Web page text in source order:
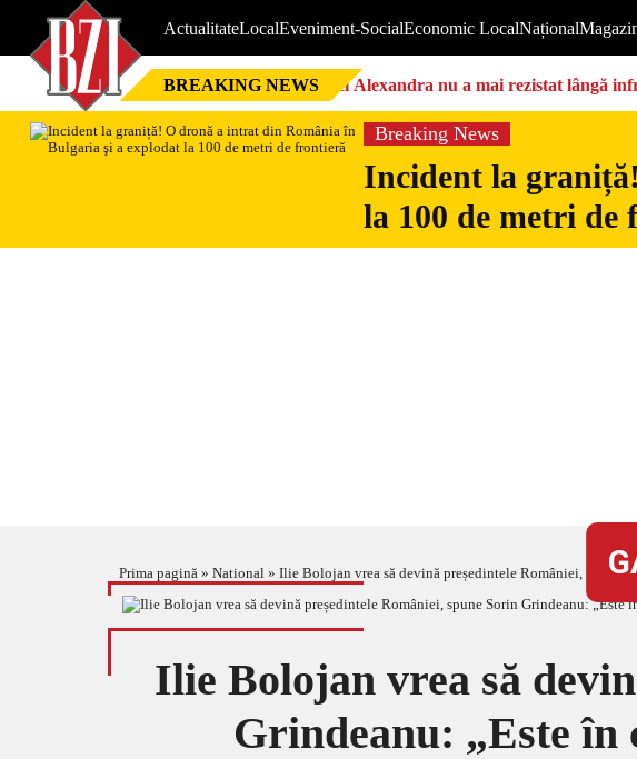
ActualitateLocalEveniment-SocialEconomic LocalNațional
BREAKING NEWS Nici Alexandra nu a mai rezistat lângă
Breaking News
Incident la
la 100 de metri de
Prima pagină » National » Ilie Bolojan vrea să devină președintele României, spune
Ilie Bolojan vrea să
Grindeanu: „Este